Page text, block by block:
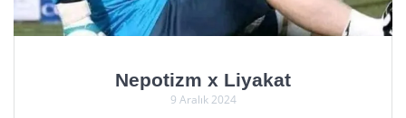
Nepotizm x Liyakat
9 Aralık 2024